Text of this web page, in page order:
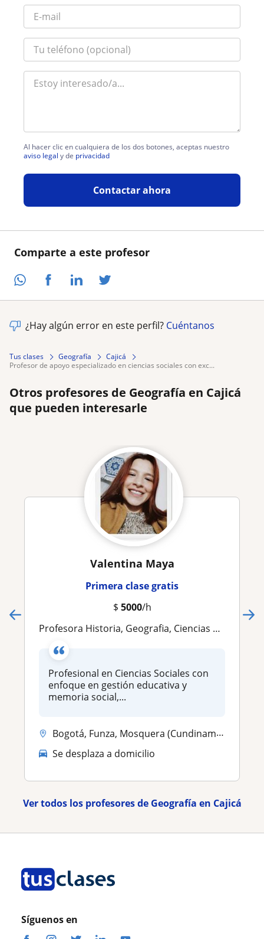
Comparte a este profesor
Al hacer clic en cualquiera de los dos botones, aceptas nuestro
aviso legal y de privacidad
Contactar ahora
¿Hay algún error en este perfil? Cuéntanos
Tus clases Geografía
Cajicá
profesor de apoyo especializado en ciencias sociales con exc...
Otros profesores de Geografía en Cajicá
que pueden interesarle
Valentina Maya
Primera clase gratis
$ 5000/h
Profesora Historia, Geografia, Ciencias Políticas y Economia
Profesional en Ciencias Sociales con
enfoque en gestión educativa y
memoria social,...
Bogotá, Funza, Mosquera (Cundinamarca), Soacha
Se desplaza a domicilio
Ver todos los profesores de Geografía en Cajicá
Síguenos en